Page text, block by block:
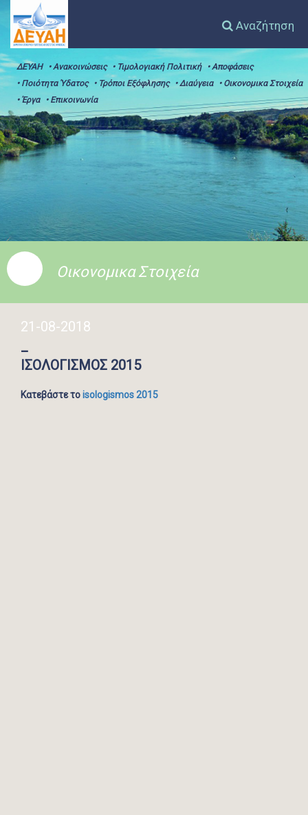
Αναζήτηση
ΔΕΥΑΗ • Ανακοινώσεις • Τιμολογιακή Πολιτική
• Αποφάσεις
• Ποιότητα Ύδατος
• Τρόποι Εξόφλησης • Διαύγεια
• Οικονομικα Στοιχεία
• Έργα
• Επικοινωνία
Οικονομικα Στοιχεία
21-08-2018
_
ΙΣΟΛΟΓΙΣΜΟΣ 2015
Κατεβάστε τοisologismos 2015